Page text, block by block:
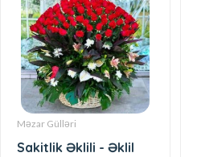
Məzar Gülləri
Sakitlik Əklili - Əklil